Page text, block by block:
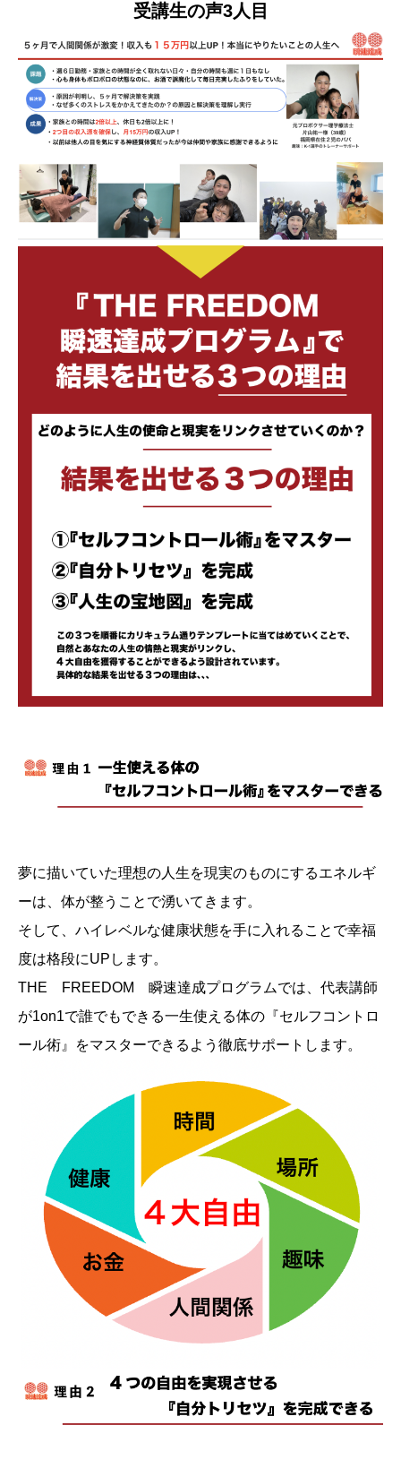
受講生の声3人目
夢に描いていた理想の人生を現実のものにするエネルギ
ーは、体が整うことで湧いてきます。
そして、ハイレベルな健康状態を手に入れることで幸福
度は格段にUPします。
THE FREEDOM 瞬速達成プログラムでは、代表講師
が1on1で誰でもできる一生使える体の『セルフコントロ
ール術』をマスターできるよう徹底サポートします。